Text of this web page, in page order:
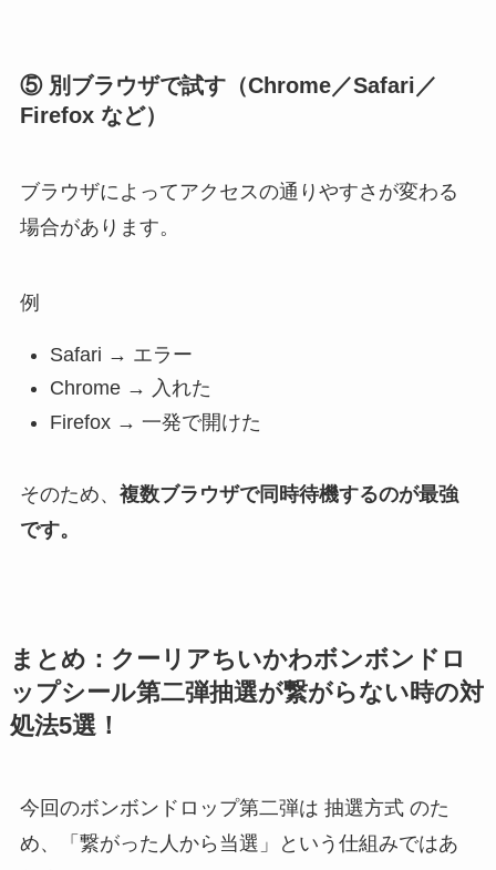
⑤ 別ブラウザで試す（Chrome／Safari／
Firefox など）
ブラウザによってアクセスの通りやすさが変わる
場合があります。
例
Safari → エラー
Chrome → 入れた
Firefox → 一発で開けた
そのため、 複数ブラウザで同時待機するのが最強
です。
まとめ：クーリアちいかわボンボンドロ
ップシール第二弾抽選が繋がらない時の対
処法5選！
今回のボンボンドロップ第二弾は 抽選方式 のた
め、「繋がった人から当選」という仕組みではあ